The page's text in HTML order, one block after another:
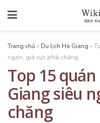
Trang chủ » Du lịch Hà Giang »
ngon, giá cực phải chăng
Top 15
Giang siêu
chăng